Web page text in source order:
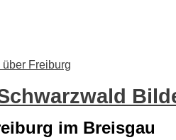
Freiburg
im Breisgau